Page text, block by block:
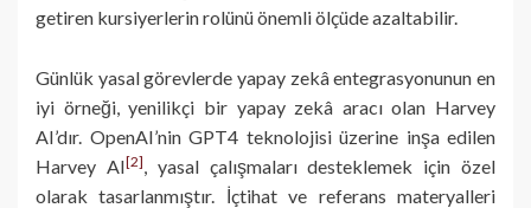
getiren kursiyerlerin rolünü önemli ölçüde azaltabilir.
Günlük yasal görevlerde yapay zekâ entegrasyonunun en
iyi örneği, yenilikçi bir yapay zekâ aracı olan Harvey
AI’dır. OpenAI’nin GPT4 teknolojisi üzerine inşa edilen
Harvey AI[2]
, yasal çalışmaları desteklemek için özel
olarak tasarlanmıştır. İçtihat ve referans materyalleri